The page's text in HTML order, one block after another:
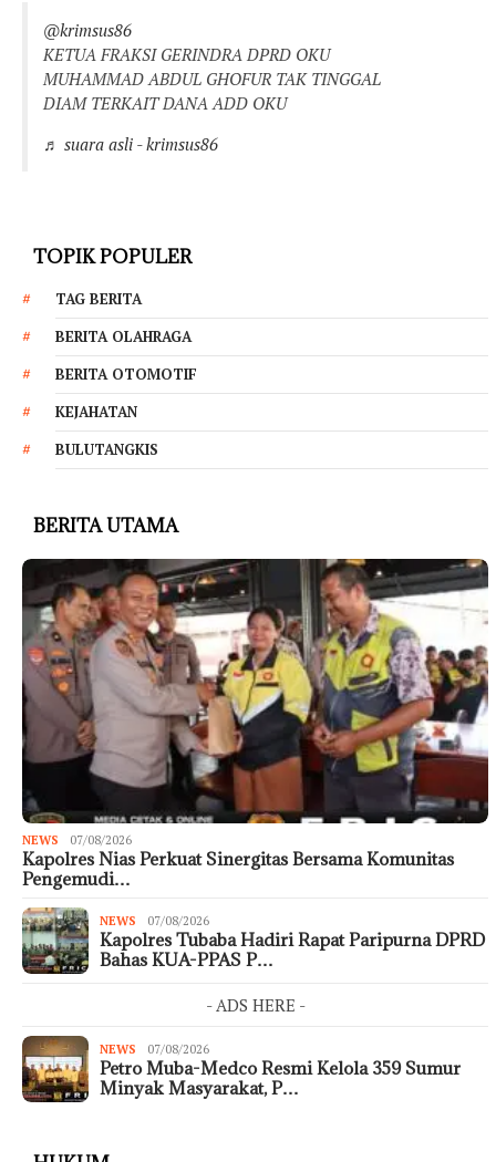
@krimsus86
KETUA FRAKSI GERINDRA DPRD OKU
MUHAMMAD ABDUL GHOFUR TAK TINGGAL
DIAM TERKAIT DANA ADD OKU
♬ suara asli - krimsus86
TOPIK POPULER
TAG BERITA
BERITA OLAHRAGA
BERITA OTOMOTIF
KEJAHATAN
BULUTANGKIS
BERITA UTAMA
NEWS 07/08/2026
Kapolres Nias Perkuat Sinergitas Bersama Komunitas
Pengemudi…
NEWS 07/08/2026
Kapolres Tubaba Hadiri Rapat Paripurna DPRD
Bahas KUA-PPAS P…
- ADS HERE -
NEWS 07/08/2026
Petro Muba-Medco Resmi Kelola 359 Sumur
Minyak Masyarakat, P…